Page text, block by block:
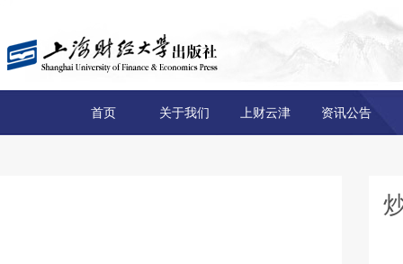
首页 关于我们 上财云津 资讯公告